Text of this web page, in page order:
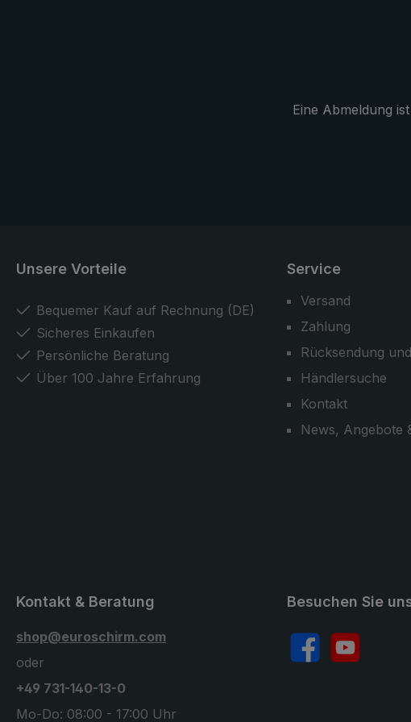
Eine Abmeldung
Unsere Vorteile
Bequemer Kauf auf Rechnung (DE)
Sicheres Einkaufen
Persönliche Beratung
Über 100 Jahre Erfahrung
Service
Versand
Zahlung
Rücksendung
Händlersuche
Kontakt
News, Angebote
Besuchen Sie
FacebookYouTube
Kontakt & Beratung
shop@euroschirm.com
oder
+49 731-140-13-0
Mo-Do: 08:00 - 17:00 Uhr